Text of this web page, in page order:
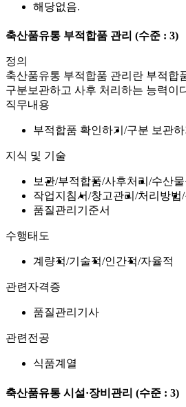
해당없음.
축산품유통 부적합품 관리 (수준 : 3)
정의
축산품유통 부적합품 관리란 부적합
구분보관하고 사후 처리하는 능력이
직무내용
부적합품 확인하기 구분 보관하
지식 및 기술
보관 부적합품 사후처리 수산물
작업지침서 창고관리 처리방법
품질관리기준서
수행태도
계량적 기술적 인간적 자율적
관련자격증
품질관리기사
관련전공
식품계열
축산품유통 시설·장비관리 (수준 : 3)